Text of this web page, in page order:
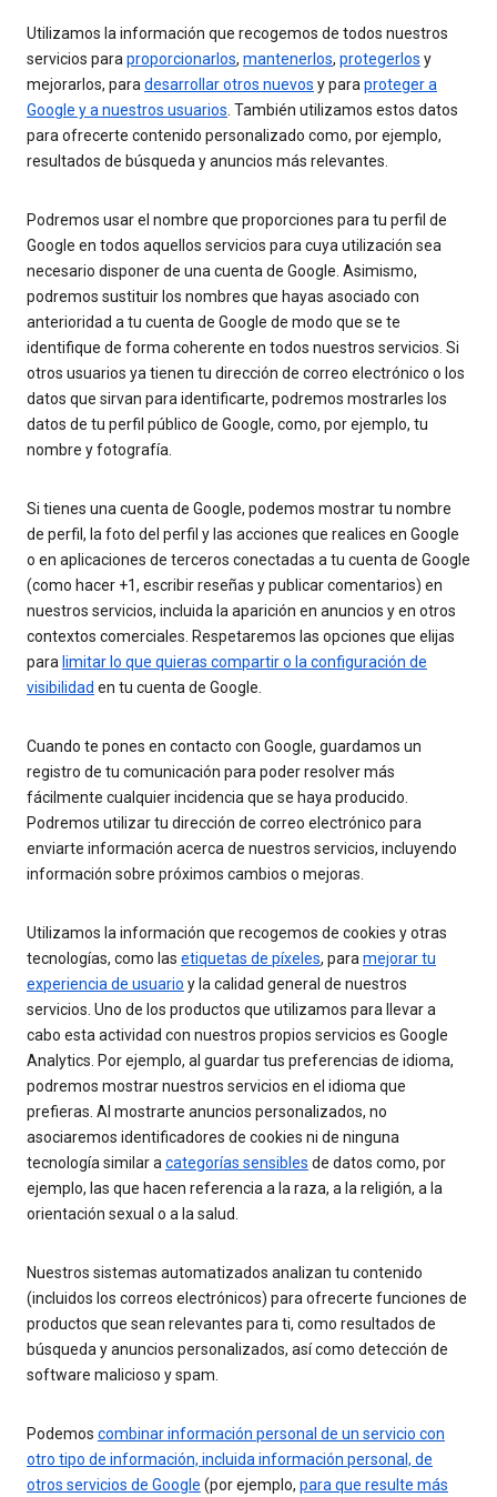
Utilizamos la información que recogemos de todos nuestros
servicios paraproporcionarlos, mantenerlos, protegerlos y
mejorarlos, paradesarrollar otros nuevos y paraproteger a
Google y a nuestros usuarios. También utilizamos estos datos
para ofrecerte contenido personalizado como, por ejemplo,
resultados de búsqueda y anuncios más relevantes.
Podremos usar el nombre que proporciones para tu perfil de
Google en todos aquellos servicios para cuya utilización sea
necesario disponer de una cuenta de Google. Asimismo,
podremos sustituir los nombres que hayas asociado con
anterioridad a tu cuenta de Google de modo que se te
identifique de forma coherente en todos nuestros servicios. Si
otros usuarios ya tienen tu dirección de correo electrónico o los
datos que sirvan para identificarte, podremos mostrarles los
datos de tu perfil público de Google, como, por ejemplo, tu
nombre y fotografía.
Si tienes una cuenta de Google, podemos mostrar tu nombre
de perfil, la foto del perfil y las acciones que realices en Google
o en aplicaciones de terceros conectadas a tu cuenta de Google
(como hacer +1, escribir reseñas y publicar comentarios) en
nuestros servicios, incluida la aparición en anuncios y en otros
contextos comerciales. Respetaremos las opciones que elijas
para limitar lo que quieras compartir o la configuración de
visibilidad en tu cuenta de Google.
Cuando te pones en contacto con Google, guardamos un
registro de tu comunicación para poder resolver más
fácilmente cualquier incidencia que se haya producido.
Podremos utilizar tu dirección de correo electrónico para
enviarte información acerca de nuestros servicios, incluyendo
información sobre próximos cambios o mejoras.
Utilizamos la información que recogemos de cookies y otras
tecnologías, como las etiquetas de píxeles, paramejorar tu
experiencia de usuario y la calidad general de nuestros
servicios. Uno de los productos que utilizamos para llevar a
cabo esta actividad con nuestros propios servicios es Google
Analytics. Por ejemplo, al guardar tus preferencias de idioma,
podremos mostrar nuestros servicios en el idioma que
prefieras. Al mostrarte anuncios personalizados, no
asociaremos identificadores de cookies ni de ninguna
tecnología similar acategorías sensibles de datos como, por
ejemplo, las que hacen referencia a la raza, a la religión, a la
orientación sexual o a la salud.
Nuestros sistemas automatizados analizan tu contenido
(incluidos los correos electrónicos) para ofrecerte funciones de
productos que sean relevantes para ti, como resultados de
búsqueda y anuncios personalizados, así como detección de
software malicioso y spam.
Podemos combinar información personal de un servicio con
otro tipo de información, incluida información personal, de
otros servicios de Google (por ejemplo, para que resulte más